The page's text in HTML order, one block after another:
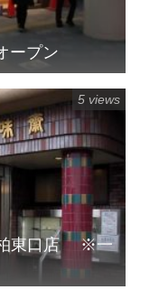
ープン
東口店 ※一
5 views